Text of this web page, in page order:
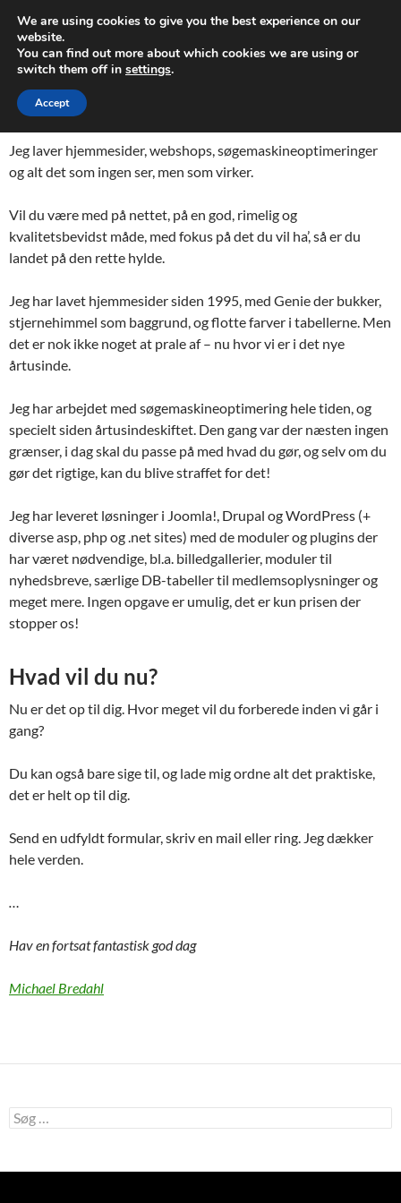
Webdesign og Søgemaskineoptimering
HOP
TIL
INDHOLD
WSEO
Jeg laver hjemmesider, webshops, søgemaskineoptimeringer
og alt det som ingen ser, men som virker.
Vil du være med på nettet, på en god, rimelig og
kvalitetsbevidst måde, med fokus på det du vil ha’, så er du
landet på den rette hylde.
Jeg har lavet hjemmesider siden 1995, med Genie der bukker,
stjernehimmel som baggrund, og flotte farver i tabellerne. Men
det er nok ikke noget at prale af – nu hvor vi er i det nye
årtusinde.
Jeg har arbejdet med søgemaskineoptimering hele tiden, og
specielt siden årtusindeskiftet. Den gang var der næsten ingen
grænser, i dag skal du passe på med hvad du gør, og selv om du
gør det rigtige, kan du blive straffet for det!
Jeg har leveret løsninger i Joomla!, Drupal og WordPress (+
diverse asp, php og .net sites) med de moduler og plugins der
har været nødvendige, bl.a. billedgallerier, moduler til
nyhedsbreve, særlige DB-tabeller til medlemsoplysninger og
meget mere. Ingen opgave er umulig, det er kun prisen der
stopper os!
Hvad vil du nu?
Nu er det op til dig. Hvor meget vil du forberede inden vi går i
gang?
Du kan også bare sige til, og lade mig ordne alt det praktiske,
det er helt op til dig.
Send en udfyldt formular, skriv en mail eller ring. Jeg dækker
hele verden.
…
Hav en fortsat fantastisk god dag
Michael Bredahl
Søg
efter:
We are using cookies to give you the best experience on our
website.
You can find out more about which cookies we are using or
switch them off in settings.
Accept